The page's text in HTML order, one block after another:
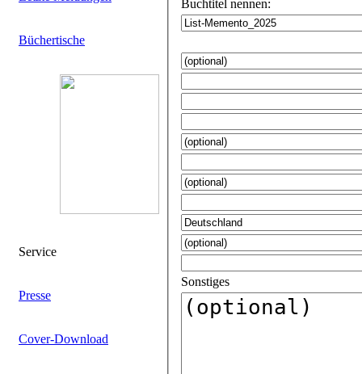
Büchertische
Service
Presse
Cover-Download
Buchtitel nennen:
Sonstiges